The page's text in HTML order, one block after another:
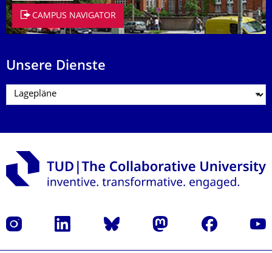
CAMPUS NAVIGATOR
Unsere Dienste
Instagram LinkedIn Bluesky Mastodon Facebook